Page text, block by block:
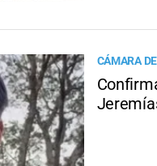
CÁMARA